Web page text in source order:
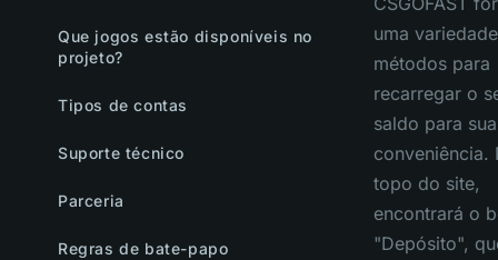
Que jogos estão disponíveis no
projeto?
Tipos de contas
Suporte técnico
Parceria
Regras de bate-papo
uma
métodos para
recarregar o
saldo para sua
conveniência.
topo do site,
encontrará o
"Depósito",